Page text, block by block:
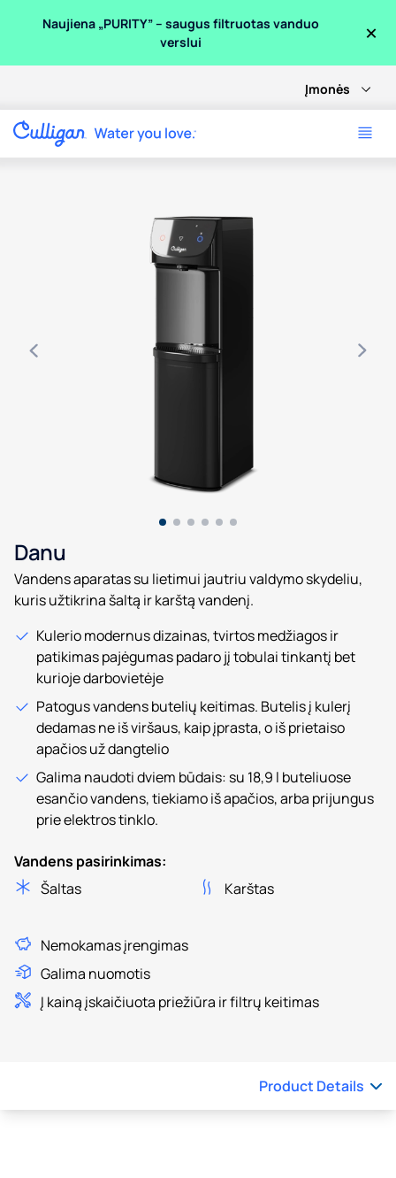
Naujiena „PURITY” – saugus filtruotas vanduo
verslui
×
Įmonės
Use arrow keys to navigate between product images, or
Danu
Vandens aparatas su lietimui jautriu valdymo skydeliu,
kuris užtikrina šaltą ir karštą vandenį.
Kulerio modernus dizainas, tvirtos medžiagos ir
patikimas pajėgumas padaro jį tobulai tinkantį bet
kurioje darbovietėje
Patogus vandens butelių keitimas. Butelis į kulerį
dedamas ne iš viršaus, kaip įprasta, o iš prietaiso
apačios už dangtelio
Galima naudoti dviem būdais: su 18,9 l buteliuose
esančio vandens, tiekiamo iš apačios, arba prijungus
prie elektros tinklo.
Vandens pasirinkimas:
Šaltas
Karštas
Nemokamas įrengimas
Galima nuomotis
Į kainą įskaičiuota priežiūra ir filtrų keitimas
Product Details